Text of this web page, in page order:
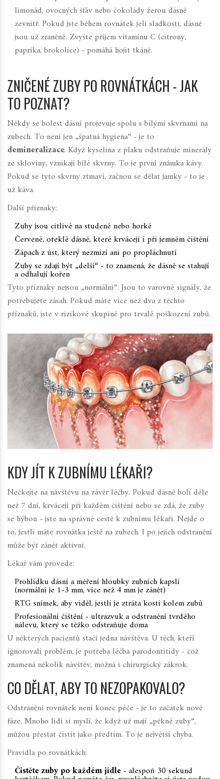
limonád, ovocných šťáv nebo čokolády žerou dásně
zevnitř. Pokud jste během rovnátek jeli sladkosti, dásně
jsou už zraněné. Zvyšte příjem vitamínu C (citrony,
paprika, brokolice) - pomáhá hojit tkáně.
ZNIČENÉ ZUBY PO ROVNÁTKÁCH - JAK
TO POZNAT?
Někdy se bolest dásní projevuje spolu s bílými skvrnami na
zubech. To není jen „špatná hygiena“ - je to
demineralizace. Když kyselina z plaku odstraňuje minerály
ze skloviny, vznikají bílé skvrny. To je první známka kávy.
Pokud se tyto skvrny ztmaví, začnou se dělat jamky - to je
už káva.
Další příznaky:
Zuby jsou citlivé na studené nebo horké
Červené, oteklé dásně, které krvácejí i při jemném čištění
Zápach z úst, který nezmizí ani po propláchnutí
Zuby se zdají být „delší“ - to znamená, že dásně se stahují
a odhalují kořen
Tyto příznaky nejsou „normální“. Jsou to varovné signály, že
potřebujete zásah. Pokud máte více než dva z těchto
příznaků, jste v rizikové skupině pro trvalé poškození zubů.
KDY JÍT K ZUBNÍMU LÉKAŘI?
Nečkejte na návštěvu na závěr léčby. Pokud dásně bolí déle
než 7 dní, krvácejí při každém čištění nebo se zdá, že zuby
se hýbou - jste na správné cestě k zubnímu lékaři. Nejde o
to, jestli máte rovnátka ještě na zubech. I po jejich odstranění
může být zánět aktivní.
Lékař vám provede:
Prohlídku dásní a měření hloubky zubních kapslí
(normální je 1-3 mm, více než 4 mm je zánět)
RTG snímek, aby viděl, jestli je ztráta kosti kolem zubů
Profesionální čištění - ultrazvuk a odstranění tvrdého
nálevu, který se těžko odstraňuje doma
U některých pacientů stačí jedna návštěva. U těch, kteří
ignorovali problém, je potřeba léčba parodontitidy - což
znamená několik návštěv, možná i chirurgický zákrok.
CO DĚLAT, ABY TO NEZOPAKOVALO?
Odstranění rovnátek není konec péče - je to začátek nové
fáze. Mnoho lidí si myslí, že když už mají „pěkné zuby“,
můžou přestat čistit jako předtím. To je největší chyba.
Pravidla po rovnátkách:
Čistěte zuby po každém jídle - alespoň 30 sekund